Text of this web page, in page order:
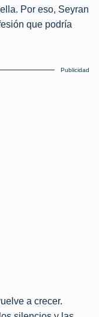
Por eso, Seyran
que podría
Publicidad
a crecer.